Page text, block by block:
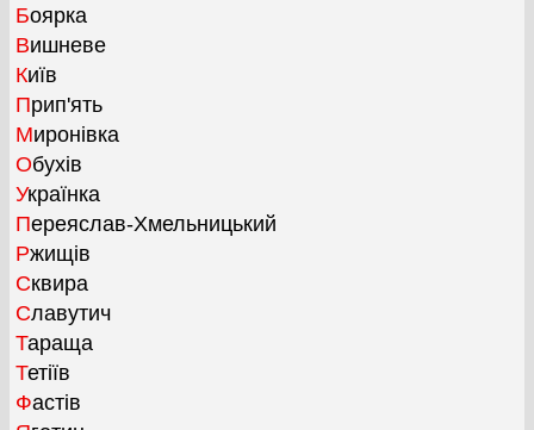
Боярка
Вишневе
Київ
Прип'ять
Миронівка
Обухів
Українка
Переяслав-Хмельницький
Ржищів
Сквира
Славутич
Тараща
Тетіїв
Фастів